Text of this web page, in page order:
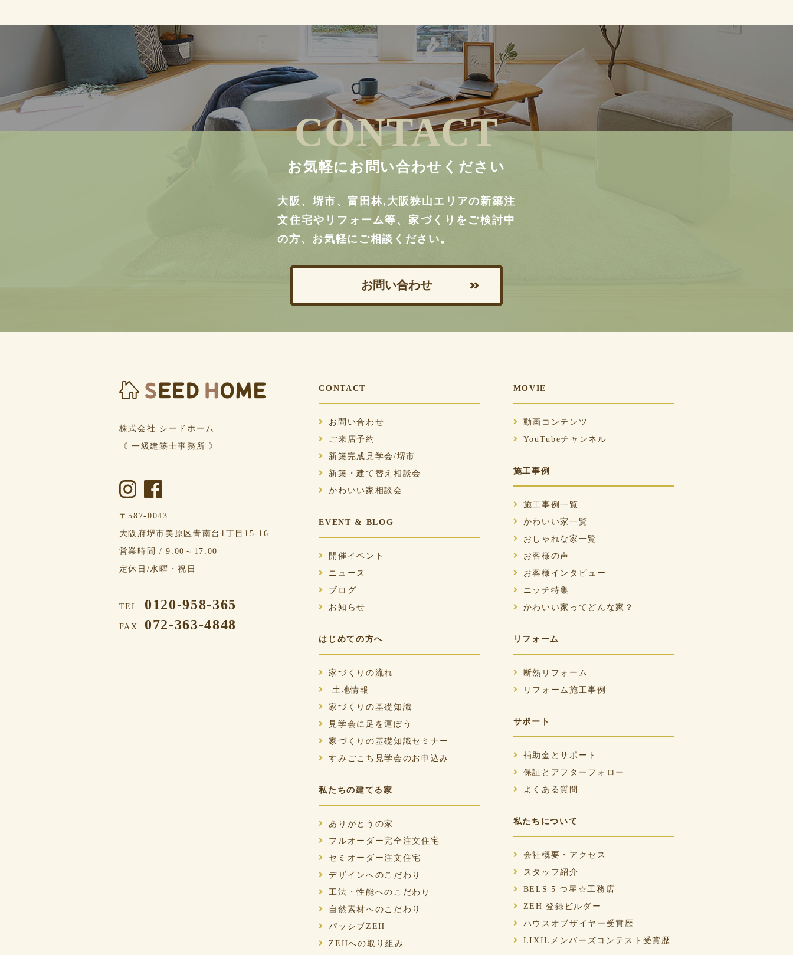
CONTACT
お気軽にお問い合わせください
大阪、堺市、富田林,大阪狭山エリアの新築注
文住宅やリフォーム等、家づくりをご検討中
の方、お気軽にご相談ください。
お問い合わせ
株式会社 シードホーム
《 一級建築士事務所 》
〒587-0043
⼤阪府堺市美原区⻘南台1丁⽬15-16
営業時間 / 9:00～17:00
定休日/水曜・祝日
TEL. 0120-958-365
FAX. 072-363-4848
CONTACT
お問い合わせ
ご来店予約
新築完成見学会/堺市
新築・建て替え相談会
かわいい家相談会
EVENT & BLOG
開催イベント
ニュース
ブログ
お知らせ
はじめての方へ
家づくりの流れ
土地情報
家づくりの基礎知識
見学会に足を運ぼう
家づくりの基礎知識セミナー
すみごこち見学会のお申込み
私たちの建てる家
ありがとうの家
フルオーダー完全注文住宅
セミオーダー注文住宅
デザインへのこだわり
工法・性能へのこだわり
自然素材へのこだわり
パッシブZEH
ZEHへの取り組み
MOVIE
動画コンテンツ
YouTubeチャンネル
施工事例
施工事例一覧
かわいい家一覧
おしゃれな家一覧
お客様の声
お客様インタビュー
ニッチ特集
かわいい家ってどんな家？
リフォーム
断熱リフォーム
リフォーム施工事例
サポート
補助金とサポート
保証とアフターフォロー
よくある質問
私たちについて
会社概要・アクセス
スタッフ紹介
BELS 5 つ星☆工務店
ZEH 登録ビルダー
ハウスオブザイヤー受賞歴
LIXILメンバーズコンテスト受賞歴